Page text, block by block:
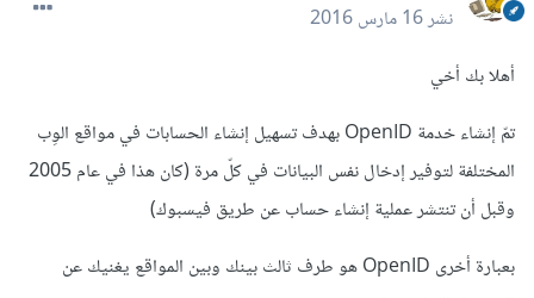
نشر16 مارس 2016
أهلا بك أخي
تمّ إنشاء خدمة OpenID بهدف تسهيل إنشاء الحسابات في مواقع الوِب
المختلفة لتوفير إدخال نفس البيانات في كلّ مرة (كان هذا في عام 2005
وقبل أن تنتشر عملية إنشاء حساب عن طريق فيسبوك)
بعبارة أخرى OpenID هو طرف ثالث بينك وبين المواقع يغنيك عن